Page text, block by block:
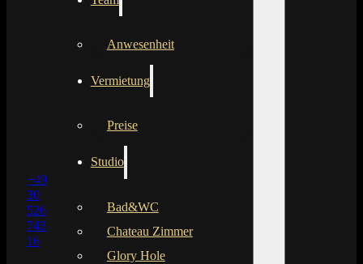
Anwesenheit
Vermietung
Preise
Studio
Bad&WC
Chateau Zimmer
Glory Hole
+49
30
526
743
16